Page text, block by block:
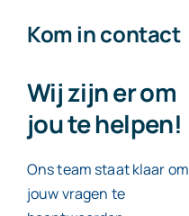
Kom in contact
Wij zijn er om
jou te helpen!
Ons team staat klaar om
jouw vragen te